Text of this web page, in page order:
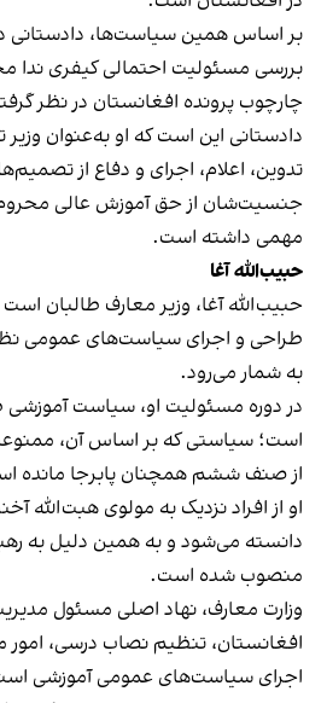
بر اساس همین سیاست‌ها، دادستانی
بررسی مسئولیت احتمالی کیفری ندا
چارچوب پرونده افغانستان در نظر
دادستانی این است که او به‌عنوان
تدوین، اعلام، اجرای و دفاع از
جنسیت‌شان از حق آموزش عالی
مهمی داشته است.
حبیب‌الله آغا
حبیب‌الله آغا، وزیر معارف طالبان
طراحی و اجرای سیاست‌های عمومی
به شمار می‌رود.
در دوره مسئولیت او، سیاست آموزشی
است؛ سیاستی که بر اساس آن،
از صنف ششم همچنان پابرجا مانده
او از افراد نزدیک به مولوی هبت‌الله
دانسته می‌شود و به همین دلیل به
منصوب شده است.
وزارت معارف، نهاد اصلی مسئول
افغانستان، تنظیم نصاب درسی، امور
اجرای سیاست‌های عمومی آموزشی